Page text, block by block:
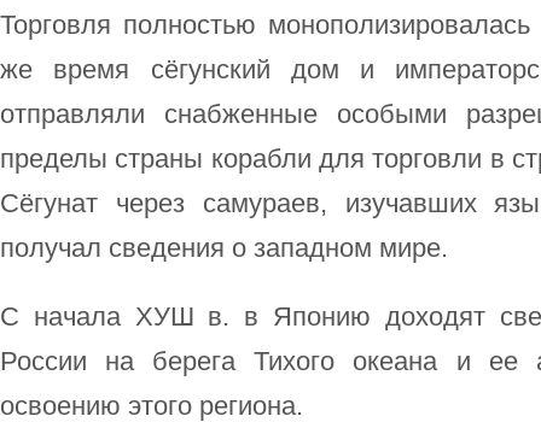
Торговля полностью
же время сёгунский дом и
отправляли снабженные особыми
пределы страны корабли для торговли в
Сёгунат через самураев, изучавших
получал сведения о западном мире.
С начала ХУШ в. в Японию доходят
России на берега Тихого океана и ее
освоению этого региона.